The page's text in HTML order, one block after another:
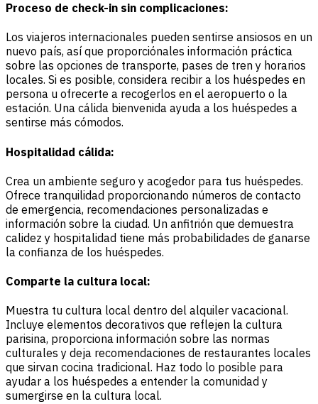
Proceso de check-in sin complicaciones:
Los viajeros internacionales pueden sentirse ansiosos en un
nuevo país, así que proporciónales información práctica
sobre las opciones de transporte, pases de tren y horarios
locales. Si es posible, considera recibir a los huéspedes en
persona u ofrecerte a recogerlos en el aeropuerto o la
estación. Una cálida bienvenida ayuda a los huéspedes a
sentirse más cómodos.
Hospitalidad cálida:
Crea un ambiente seguro y acogedor para tus huéspedes.
Ofrece tranquilidad proporcionando números de contacto
de emergencia, recomendaciones personalizadas e
información sobre la ciudad. Un anfitrión que demuestra
calidez y hospitalidad tiene más probabilidades de ganarse
la confianza de los huéspedes.
Comparte la cultura local:
Muestra tu cultura local dentro del alquiler vacacional.
Incluye elementos decorativos que reflejen la cultura
parisina, proporciona información sobre las normas
culturales y deja recomendaciones de restaurantes locales
que sirvan cocina tradicional. Haz todo lo posible para
ayudar a los huéspedes a entender la comunidad y
sumergirse en la cultura local.